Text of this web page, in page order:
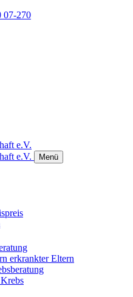
07-270
Menü
erkrankter Eltern